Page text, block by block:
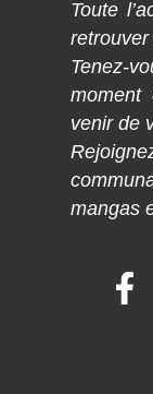
Toute
Tenez-
moment
venir de
mangas